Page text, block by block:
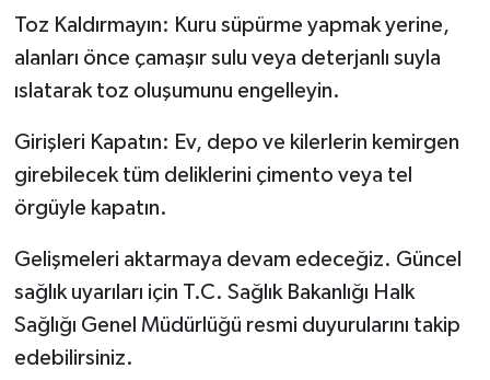
Toz Kaldırmayın: Kuru süpürme yapmak yerine,
alanları önce çamaşır sulu veya deterjanlı suyla
ıslatarak toz oluşumunu engelleyin.
Girişleri Kapatın: Ev, depo ve kilerlerin kemirgen
girebilecek tüm deliklerini çimento veya tel
örgüyle kapatın.
Gelişmeleri aktarmaya devam edeceğiz. Güncel
sağlık uyarıları için T.C. Sağlık Bakanlığı Halk
Sağlığı Genel Müdürlüğü resmi duyurularını takip
edebilirsiniz.